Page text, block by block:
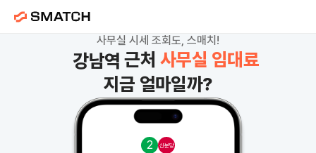
사무실 시세 조회도, 스매치!
강남역
시청역
여의도역
판교역
근처 사무실 임대료
지금 얼마일까?
2 신분당